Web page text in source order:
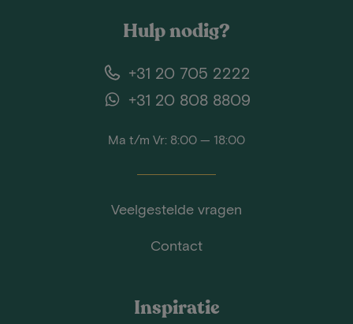
Hulp nodig?
+31 20 705 2222
+31 20 808 8809
Ma t/m Vr: 8:00 — 18:00
Veelgestelde vragen
Contact
Inspiratie